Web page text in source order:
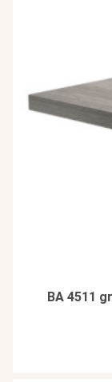
BA 4511